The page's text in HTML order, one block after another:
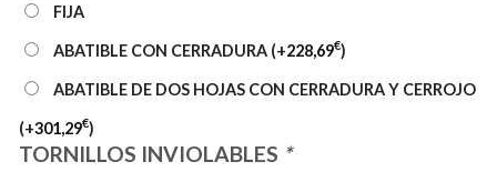
FIJA
ABATIBLE CON CERRADURA (+228,69€)
ABATIBLE DE DOS HOJAS CON CERRADURA Y CERROJO
(+301,29€)
TORNILLOS INVIOLABLES *